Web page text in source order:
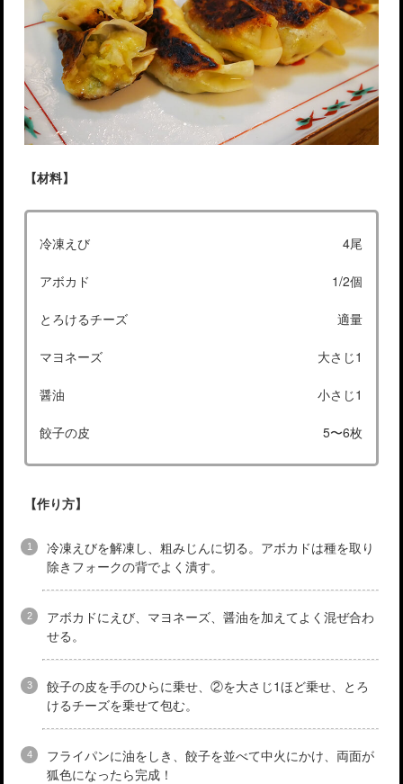
【材料】
冷凍えび 4尾
アボカド 1/2個
とろけるチーズ 適量
マヨネーズ 大さじ1
醤油 小さじ1
餃子の皮 5〜6枚
【作り方】
冷凍えびを解凍し、粗みじんに切る。アボカドは種を取り
除きフォークの背でよく潰す。
アボカドにえび、マヨネーズ、醤油を加えてよく混ぜ合わ
せる。
餃子の皮を手のひらに乗せ、②を大さじ1ほど乗せ、とろ
けるチーズを乗せて包む。
フライパンに油をしき、餃子を並べて中火にかけ、両面が
狐色になったら完成！